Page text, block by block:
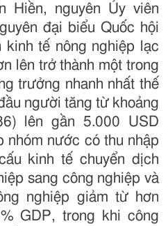
Hiền, nguyên Ủy viên
đại biểu Quốc hội
kinh tế nông nghiệp lạc
lên trở thành một trong
trưởng nhanh nhất thế
người tăng từ khoảng
lên gần 5.000 USD
nhóm nước có thu nhập
kinh tế chuyển dịch
sang công nghiệp và
nghiệp giảm từ hơn
GDP, trong khi công